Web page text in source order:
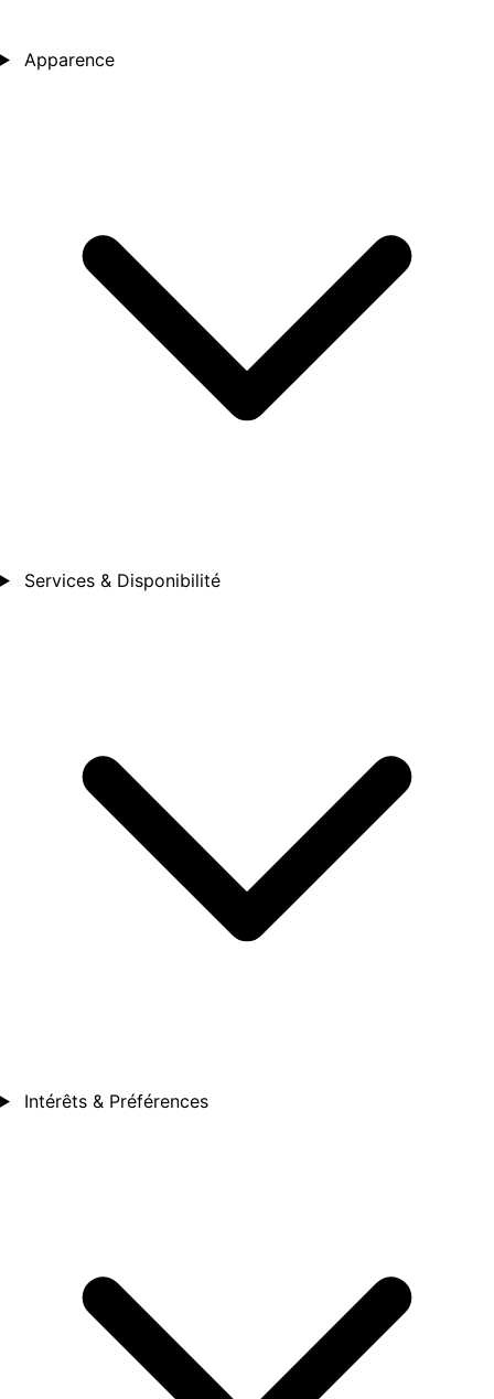
Apparence
Services & Disponibilité
Intérêts & Préférences